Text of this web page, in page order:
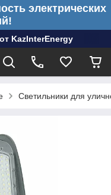
электрических
KazInterEnergy
Светильники для